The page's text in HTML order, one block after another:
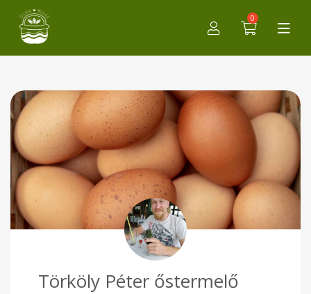
0
Törköly Péter őstermelő